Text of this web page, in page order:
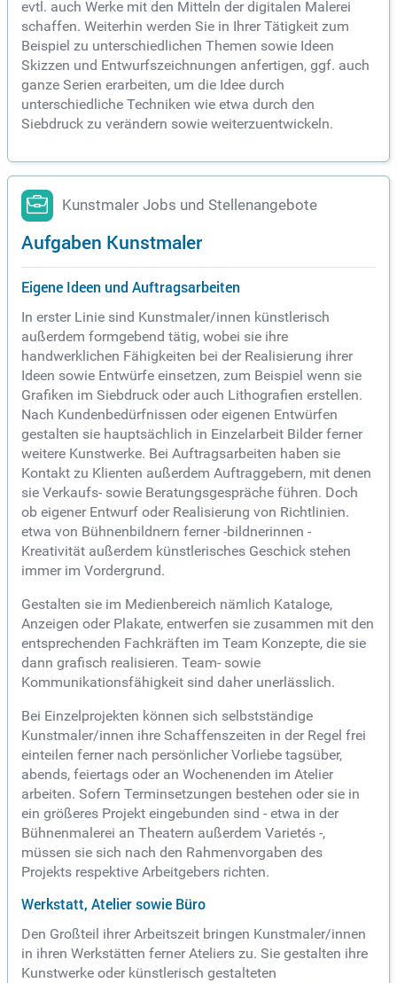
evtl. auch Werke mit den Mitteln der digitalen Malerei
schaffen. Weiterhin werden Sie in Ihrer Tätigkeit zum
Beispiel zu unterschiedlichen Themen sowie Ideen
Skizzen und Entwurfszeichnungen anfertigen, ggf. auch
ganze Serien erarbeiten, um die Idee durch
unterschiedliche Techniken wie etwa durch den
Siebdruck zu verändern sowie weiterzuentwickeln.
Kunstmaler Jobs und Stellenangebote
Aufgaben Kunstmaler
Eigene Ideen und Auftragsarbeiten
In erster Linie sind Kunstmaler/innen künstlerisch
außerdem formgebend tätig, wobei sie ihre
handwerklichen Fähigkeiten bei der Realisierung ihrer
Ideen sowie Entwürfe einsetzen, zum Beispiel wenn sie
Grafiken im Siebdruck oder auch Lithografien erstellen.
Nach Kundenbedürfnissen oder eigenen Entwürfen
gestalten sie hauptsächlich in Einzelarbeit Bilder ferner
weitere Kunstwerke. Bei Auftragsarbeiten haben sie
Kontakt zu Klienten außerdem Auftraggebern, mit denen
sie Verkaufs- sowie Beratungsgespräche führen. Doch
ob eigener Entwurf oder Realisierung von Richtlinien.
etwa von Bühnenbildnern ferner -bildnerinnen -
Kreativität außerdem künstlerisches Geschick stehen
immer im Vordergrund.
Gestalten sie im Medienbereich nämlich Kataloge,
Anzeigen oder Plakate, entwerfen sie zusammen mit den
entsprechenden Fachkräften im Team Konzepte, die sie
dann grafisch realisieren. Team- sowie
Kommunikationsfähigkeit sind daher unerlässlich.
Bei Einzelprojekten können sich selbstständige
Kunstmaler/innen ihre Schaffenszeiten in der Regel frei
einteilen ferner nach persönlicher Vorliebe tagsüber,
abends, feiertags oder an Wochenenden im Atelier
arbeiten. Sofern Terminsetzungen bestehen oder sie in
ein größeres Projekt eingebunden sind - etwa in der
Bühnenmalerei an Theatern außerdem Varietés -,
müssen sie sich nach den Rahmenvorgaben des
Projekts respektive Arbeitgebers richten.
Werkstatt, Atelier sowie Büro
Den Großteil ihrer Arbeitszeit bringen Kunstmaler/innen
in ihren Werkstätten ferner Ateliers zu. Sie gestalten ihre
Kunstwerke oder künstlerisch gestalteten